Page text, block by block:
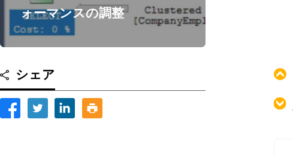
ォーマンスの調整
シェア